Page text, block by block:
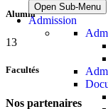
Open Sub-Menu
Admission
Alumni
13
Facultés
Nos partenaires